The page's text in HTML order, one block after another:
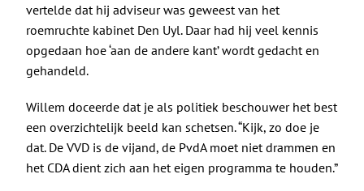
vertelde dat hij adviseur was geweest van het
roemruchte kabinet Den Uyl. Daar had hij veel kennis
opgedaan hoe ‘aan de andere kant’ wordt gedacht en
gehandeld.
Willem doceerde dat je als politiek beschouwer het best
een overzichtelijk beeld kan schetsen. “Kijk, zo doe je
dat. De VVD is de vijand, de PvdA moet niet drammen en
het CDA dient zich aan het eigen programma te houden.”